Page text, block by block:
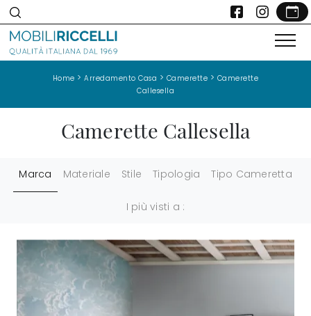
Home >Arredamento Casa > Camerette > Camerette
Callesella
Camerette Callesella
Marca Materiale Stile Tipologia Tipo Cameretta
I più visti a :